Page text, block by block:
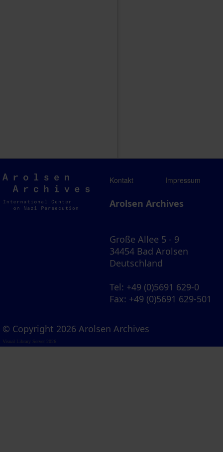
Arolsen
Archives
Kontakt Impressum
Arolsen Archives
Große Allee 5 - 9
34454 Bad Arolsen
Deutschland
Tel: +49 (0)5691 629-0
Fax: +49 (0)5691 629-501
© Copyright 2026 Arolsen Archives
Visual Library Server 2026